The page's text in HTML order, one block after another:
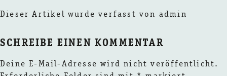
Dieser Artikel wurde verfasst von admin
SCHREIBE EINEN KOMMENTAR
Deine E-Mail-Adresse wird nicht veröffentlicht.